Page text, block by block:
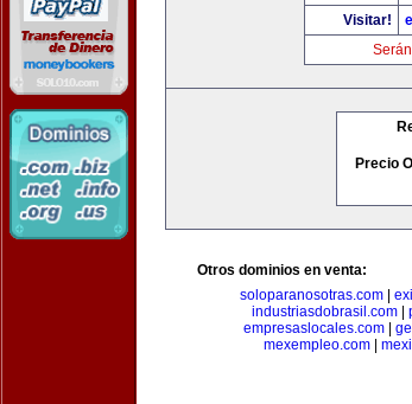
Visitar!
Precio
Otros dominios en venta:
soloparanosotras.com
industriasdobrasil.com|
empresaslocales.com|
mexempleo.com|